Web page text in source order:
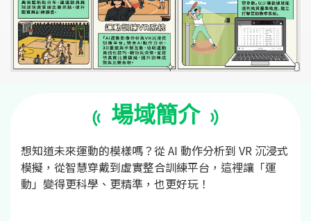
場域簡介
想知道未來運動的模樣嗎？從 AI 動作分析到 VR 沉浸式
模擬，從智慧穿戴到虛實整合訓練平台，這裡讓「運
動」變得更科學、更精準，也更好玩！